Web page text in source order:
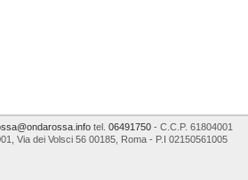
tel. 06491750- C.C.P. 61804001
Via dei Volsci 56 00185 Roma - P.I 02150561005